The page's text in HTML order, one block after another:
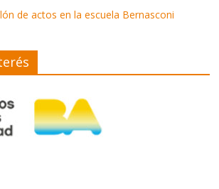
de actos en la escuela Bernasconi